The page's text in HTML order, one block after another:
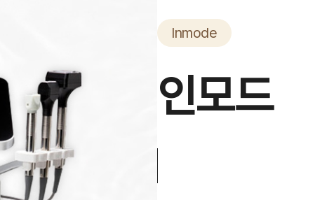
Inmode
인모드